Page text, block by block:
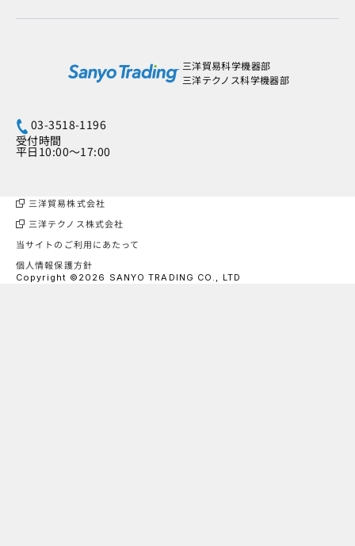
三洋貿易科学機器部
三洋テクノス科学機器部
03-3518-1196
受付時間
平日10:00～17:00
三洋貿易株式会社
三洋テクノス株式会社
当サイトのご利用にあたって
個人情報保護方針
Copyright ©2026 SANYO TRADING CO., LTD